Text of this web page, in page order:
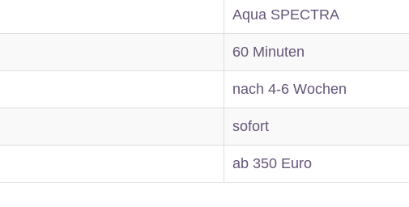
Aqua SPECTRA
60 Minuten
nach 4-6 Wochen
sofort
ab 350 Euro